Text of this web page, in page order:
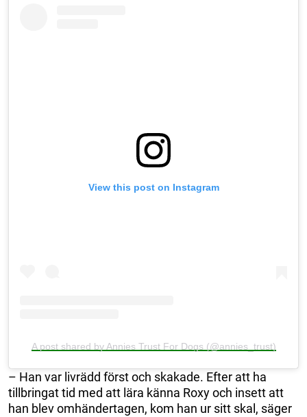
View this post on Instagram
A post shared by Annies Trust For Dogs (@annies_trust)
– Han var livrädd först och skakade. Efter att ha
tillbringat tid med att lära känna Roxy och insett att
han blev omhändertagen, kom han ur sitt skal, säger